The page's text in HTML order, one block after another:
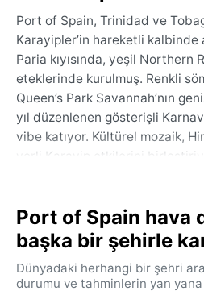
Port of Spain, Trinidad ve
Karayipler’in hareketli kalbinde
Paria kıyısında, yeşil Northern
eteklerinde kurulmuş. Renkli
Queen’s Park Savannah’nın
yıl düzenlenen gösterişli
vibe katıyor. Kültürel mozaik,
yerli Karayip etkilerini
Maracas Plajı, bu tropikal
Köppen iklim sınıflandırmasına
savan. Yıl boyunca sıcaklık
kalır; mevsimler yağış rejimiyle
Port of Spain hava
başka bir şehirle
Dünyadaki herhangi bir şehri
durumu ve tahminlerin yan yana